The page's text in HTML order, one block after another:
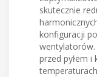
skutecznie
konfiguracji
wentylatorów.
przed pyłem